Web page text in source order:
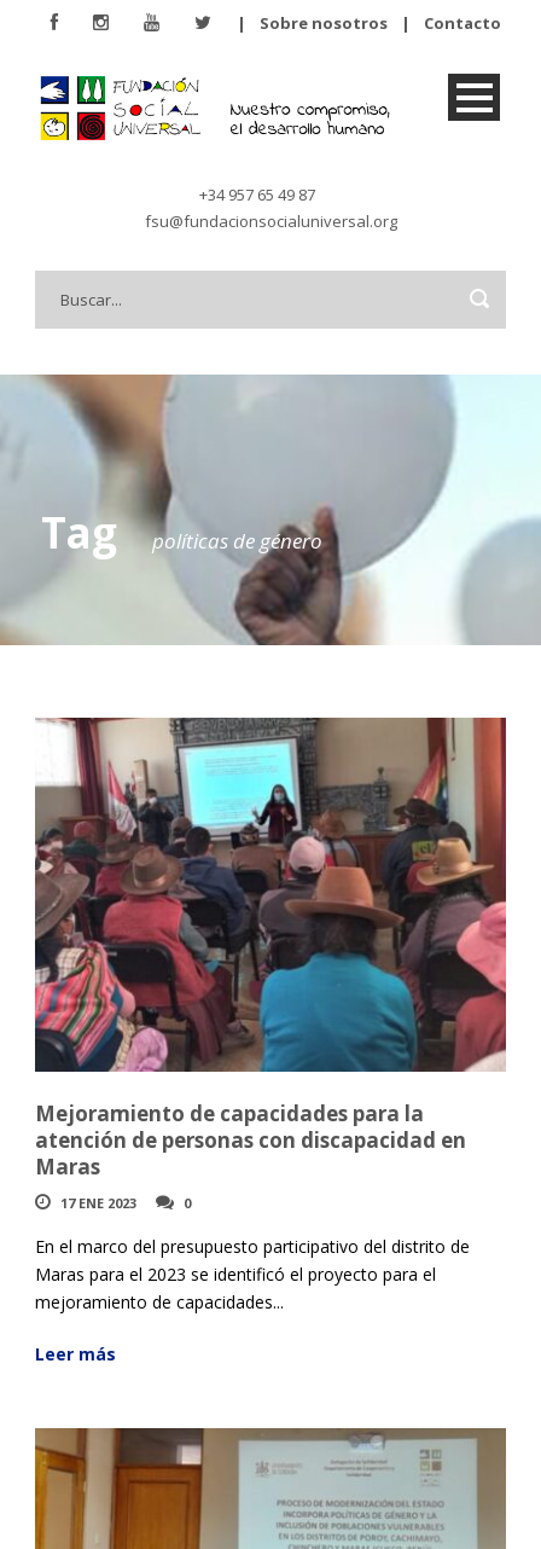
| Sobre nosotros | Contacto
+34 957 65 49 87
fsu@fundacionsocialuniversal.org
Tag políticas de género
Mejoramiento de capacidades para la
atención de personas con discapacidad en
Maras
17 ENE 2023 0
En el marco del presupuesto participativo del distrito de
Maras para el 2023 se identificó el proyecto para el
mejoramiento de capacidades...
Leer más